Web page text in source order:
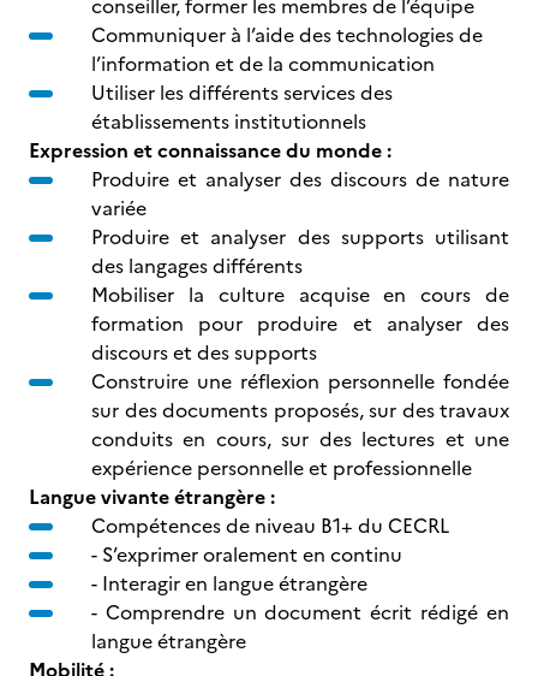
conseiller, former les membres de l’équipe
Communiquer à l’aide des technologies de
l’information et de la communication
Utiliser les différents services des
établissements institutionnels
Expression et connaissance du monde :
Produire et analyser des discours de nature
variée
Produire et analyser des supports utilisant
des langages différents
Mobiliser la culture acquise en cours de
formation pour produire et analyser des
discours et des supports
Construire une réflexion personnelle fondée
sur des documents proposés, sur des travaux
conduits en cours, sur des lectures et une
expérience personnelle et professionnelle
Langue vivante étrangère :
Compétences de niveau B1+ du CECRL
- S’exprimer oralement en continu
- Interagir en langue étrangère
- Comprendre un document écrit rédigé en
langue étrangère
Mobilité :